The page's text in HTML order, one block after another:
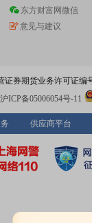
东方财富网微信
意见与建议
券期货业务许可证编
ICP备05006054号-11
供应商平台